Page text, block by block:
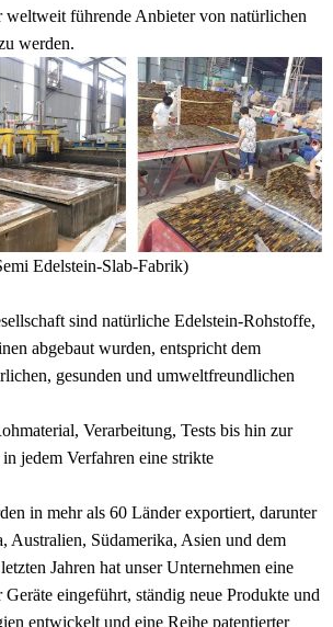
weltweit führende Anbieter von natürlichen
werden.
Edelstein-Slab-Fabrik)
sind natürliche Edelstein-Rohstoffe,
abgebaut wurden, entspricht dem
gesunden und umweltfreundlichen
Verarbeitung, Tests bis hin zur
jedem Verfahren eine strikte
in mehr als 60 Länder exportiert, darunter
Australien, Südamerika, Asien und dem
Jahren hat unser Unternehmen eine
eingeführt, ständig neue Produkte und
entwickelt und eine Reihe patentierter